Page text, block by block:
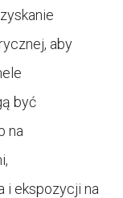
aby
być
na
i ekspozycji na